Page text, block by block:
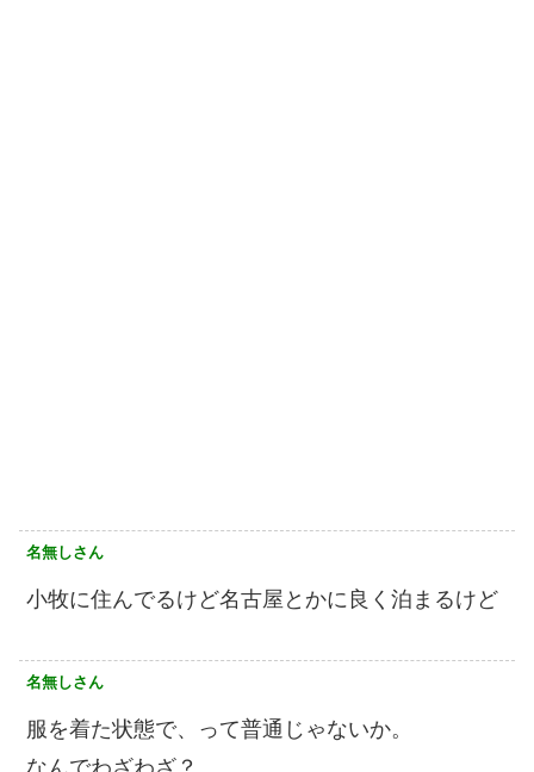
名無しさん
小牧に住んでるけど名古屋とかに良く泊まるけど
名無しさん
服を着た状態で、って普通じゃないか。
なんでわざわざ？